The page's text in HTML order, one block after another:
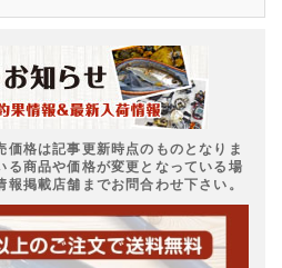
格は記事更新時点のものとなりま
る商品や価格が変更となっている場
掲載店舗までお問合わせ下さい。